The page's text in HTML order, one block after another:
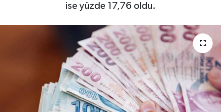
ise yüzde 17,76 oldu.
MAGAZİN
BÖLGE
KEŞFET
Haber Arşivi